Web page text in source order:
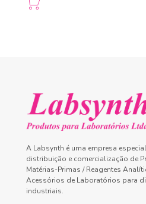
A Labsynth é uma empresa
distribuição e comercialização de
Matérias-Primas / Reagentes
Acessórios de Laboratórios para
industriais.